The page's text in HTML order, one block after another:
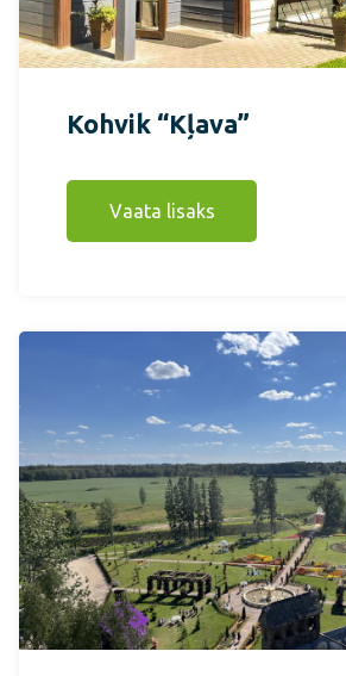
Kohvik “Kļava”
Vaata lisaks